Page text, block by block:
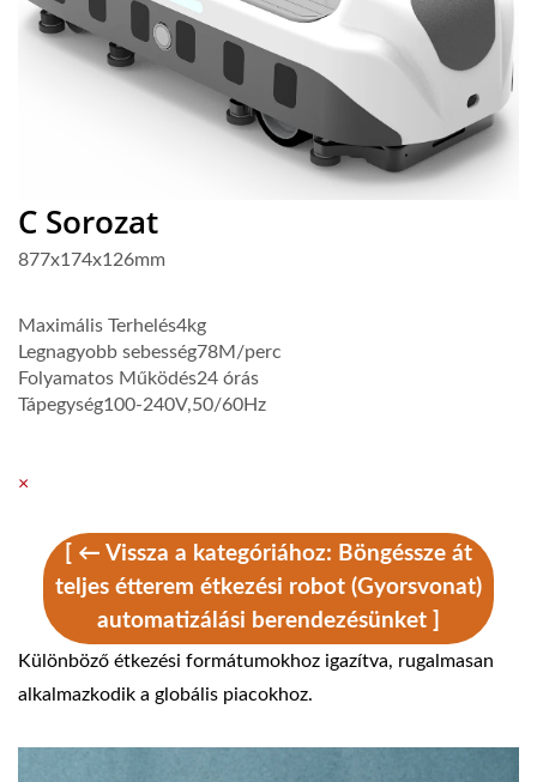
C Sorozat
877x174x126mm
Maximális Terhelés4kg
Legnagyobb sebesség78M/perc
Folyamatos Működés24 órás
Tápegység100-240V,50/60Hz
×
[ ← Vissza a kategóriához: Böngéssze át
teljes étterem étkezési robot (Gyorsvonat)
automatizálási berendezésünket ]
Különböző étkezési formátumokhoz igazítva, rugalmasan
alkalmazkodik a globális piacokhoz.